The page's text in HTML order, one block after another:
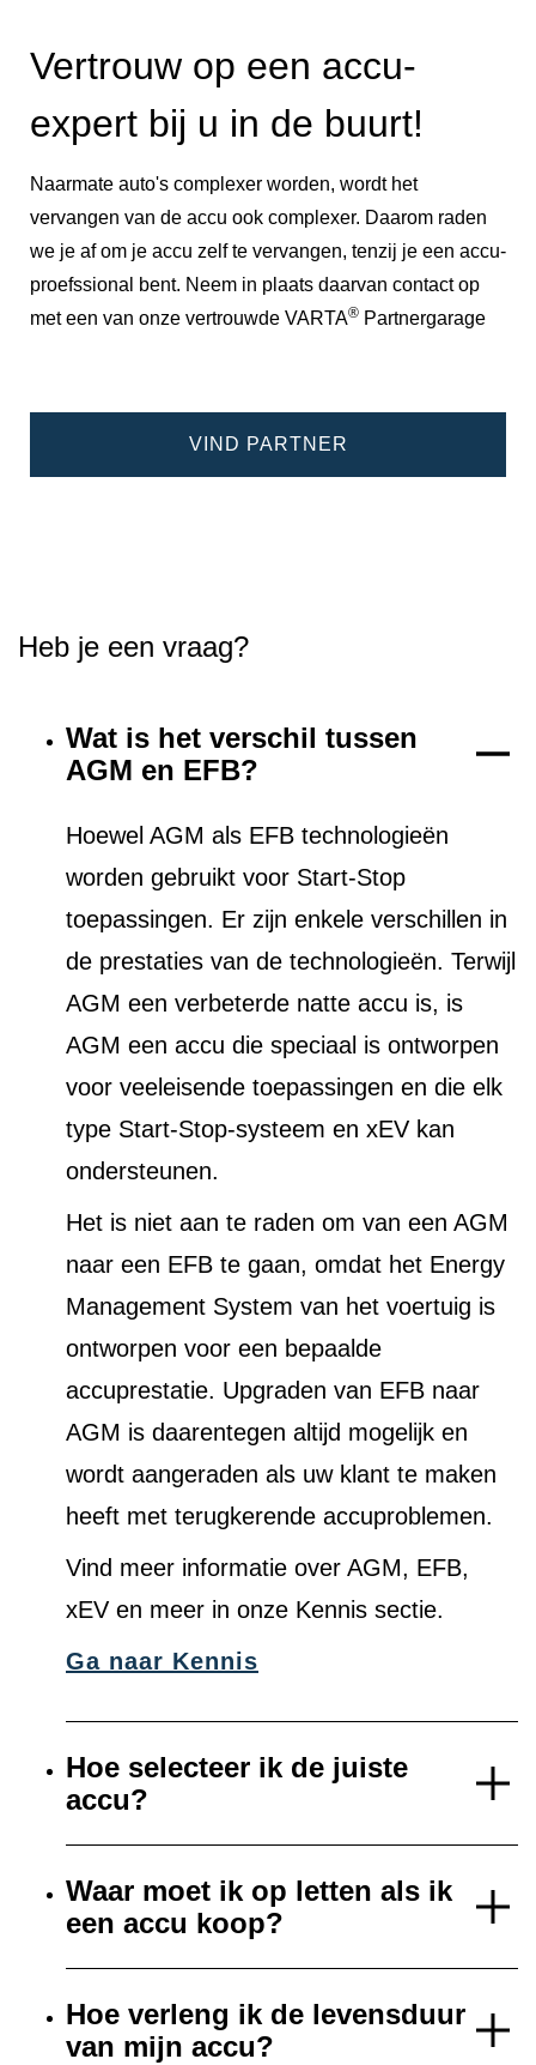
Vertrouw op een accu-
expert bij u in de buurt!
Naarmate auto's complexer worden, wordt het
vervangen van de accu ook complexer. Daarom raden
we je af om je accu zelf te vervangen, tenzij je een accu-
proefssional bent. Neem in plaats daarvan contact op
met een van onze vertrouwde VARTA® Partnergarage
VIND PARTNER
Heb je een vraag?
Wat is het verschil tussen
AGM en EFB?
Hoewel AGM als EFB technologieën
worden gebruikt voor Start-Stop
toepassingen. Er zijn enkele verschillen in
de prestaties van de technologieën. Terwijl
AGM een verbeterde natte accu is, is
AGM een accu die speciaal is ontworpen
voor veeleisende toepassingen en die elk
type Start-Stop-systeem en xEV kan
ondersteunen.
Het is niet aan te raden om van een AGM
naar een EFB te gaan, omdat het Energy
Management System van het voertuig is
ontworpen voor een bepaalde
accuprestatie. Upgraden van EFB naar
AGM is daarentegen altijd mogelijk en
wordt aangeraden als uw klant te maken
heeft met terugkerende accuproblemen.
Vind meer informatie over AGM, EFB,
xEV en meer in onze Kennis sectie.
Ga naar Kennis
Hoe selecteer ik de juiste
accu?
Waar moet ik op letten als ik
een accu koop?
Hoe verleng ik de levensduur
van mijn accu?